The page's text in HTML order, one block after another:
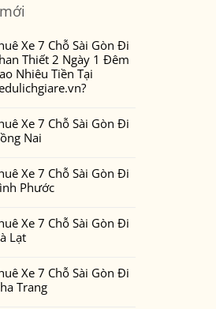
Xe 7 Chỗ Sài Gòn Đi
Thiết 2 Ngày 1 Đêm
Nhiêu Tiền Tại
Xe 7 Chỗ Sài Gòn Đi
Nai
Xe 7 Chỗ Sài Gòn Đi
Phước
Xe 7 Chỗ Sài Gòn Đi
Lạt
Xe 7 Chỗ Sài Gòn Đi
Trang